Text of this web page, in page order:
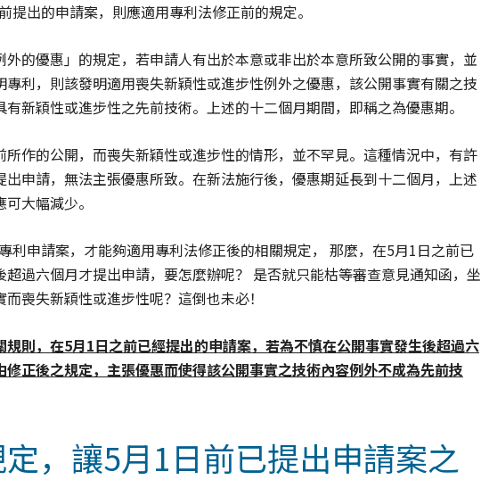
出的申請案，則應適用專利法修正前的規定。
的優惠」的規定，若申請人有出於本意或非出於本意所致公開的事實，並
利，則該發明適用喪失新穎性或進步性例外之優惠，該公開事實有關之技
新穎性或進步性之先前技術。上述的十二個月期間，即稱之為優惠期。
作的公開，而喪失新穎性或進步性的情形，並不罕見。這種情況中，有許
申請，無法主張優惠所致。在新法施行後，優惠期延長到十二個月，上述
大幅減少。
利申請案，才能夠適用專利法修正後的相關規定， 那麼，在5月1日之前已
過六個月才提出申請，要怎麼辦呢？ 是否就只能枯等審查意見通知函，坐
喪失新穎性或進步性呢？這倒也未必！
則，在5月1日之前已經提出的申請案，若為不慎在公開事實發生後超過六
正後之規定，主張優惠而使得該公開事實之技術內容例外不成為先前技
，讓5月1日前已提出申請案之